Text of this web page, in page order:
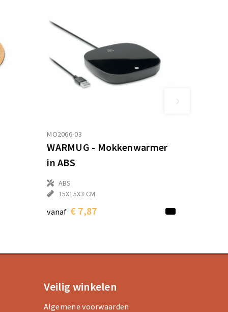
MO2066-03
WARMUG - Mokkenwarmer
in ABS
ABS
15X15X3 CM
vanaf € 7,87
Veilig winkelen
Algemene voorwaarden